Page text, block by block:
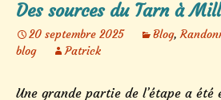
Des sources du Tarn à
20 septembre 2025 Blog,
blog
Patrick
Une grande partie de l’étape a été